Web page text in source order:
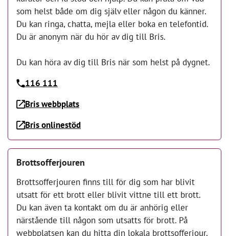
som helst både om dig själv eller någon du känner.
Du kan ringa, chatta, mejla eller boka en telefontid.
Du är anonym när du hör av dig till Bris.
Du kan höra av dig till Bris när som helst på dygnet.
116 111
Bris webbplats
Bris onlinestöd
Brottsofferjouren
Brottsofferjouren finns till för dig som har blivit
utsatt för ett brott eller blivit vittne till ett brott.
Du kan även ta kontakt om du är anhörig eller
närstående till någon som utsatts för brott. På
webbplatsen kan du hitta din lokala brottsofferjour.